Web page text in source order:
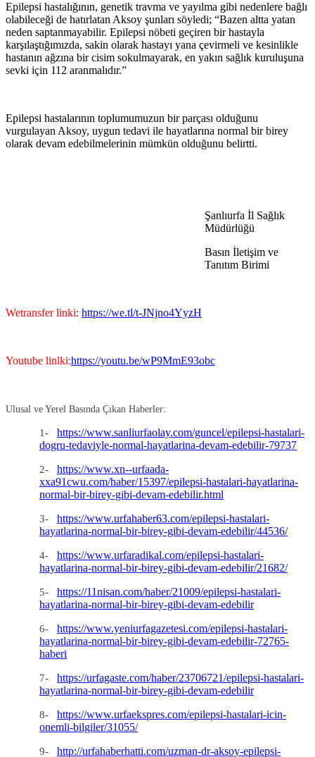
Epilepsi hastalığının, genetik travma ve yayılma gibi nedenlere bağlı
olabileceği de hatırlatan Aksoy şunları söyledi; “Bazen altta yatan
neden saptanmayabilir. Epilepsi nöbeti geçiren bir hastayla
karşılaştığımızda, sakin olarak hastayı yana çevirmeli ve kesinlikle
hastanın ağzına bir cisim sokulmayarak, en yakın sağlık kuruluşuna
sevki için 112 aranmalıdır.”
Epilepsi hastalarının toplumumuzun bir parçası olduğunu
vurgulayan Aksoy, uygun tedavi ile hayatlarına normal bir birey
olarak devam edebilmelerinin mümkün olduğunu belirtti.
Şanlıurfa İl Sağlık
Müdürlüğü
Basın İletişim ve
Tanıtım Birimi
Wetransfer linki: https://we.tl/t-JNjno4YyzH
Youtube linlki:https://youtu.be/wP9MmE93obc
Ulusal ve Yerel Basında Çıkan Haberler:
1-
https://www.sanliurfaolay.com/guncel/epilepsi-hastalari-
dogru-tedaviyle-normal-hayatlarina-devam-edebilir-79737
2-
https://www.xn--urfaada-
xxa91cwu.com/haber/15397/epilepsi-hastalari-hayatlarina-
normal-bir-birey-gibi-devam-edebilir.html
3-
https://www.urfahaber63.com/epilepsi-hastalari-
hayatlarina-normal-bir-birey-gibi-devam-edebilir/44536/
4-
https://www.urfaradikal.com/epilepsi-hastalari-
hayatlarina-normal-bir-birey-gibi-devam-edebilir/21682/
5-
https://11nisan.com/haber/21009/epilepsi-hastalari-
hayatlarina-normal-bir-birey-gibi-devam-edebilir
6-
https://www.yeniurfagazetesi.com/epilepsi-hastalari-
hayatlarina-normal-bir-birey-gibi-devam-edebilir-72765-
haberi
7-
https://urfagaste.com/haber/23706721/epilepsi-hastalari-
hayatlarina-normal-bir-birey-gibi-devam-edebilir
8-
https://www.urfaekspres.com/epilepsi-hastalari-icin-
onemli-bilgiler/31055/
9- http://urfahaberhatti.com/uzman-dr-aksoy-epilepsi-